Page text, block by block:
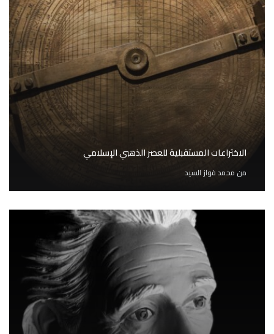
الاختراعات المستقبلية للعصر الذهبي الإسلامي
من محمد فواز السيد